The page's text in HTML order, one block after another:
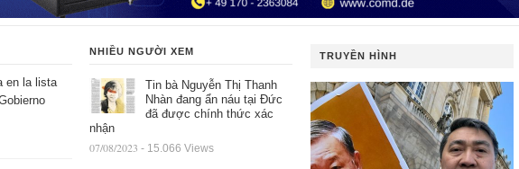
en la lista
NHIỀU NGƯỜI XEM
Tin bà Nguyễn Thị Thanh
Nhàn đang ẩn náu tại Đức
đã được chính thức xác
nhận
07/08/2023 - 15.066 Views
TRUYỀN HÌNH